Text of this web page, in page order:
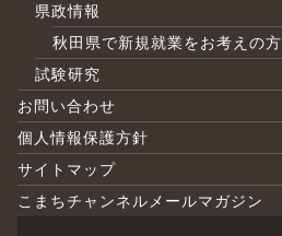
県政情報
秋田県で新規就業をお考えの方
試験研究
お問い合わせ
個人情報保護方針
サイトマップ
こまちチャンネルメールマガジン